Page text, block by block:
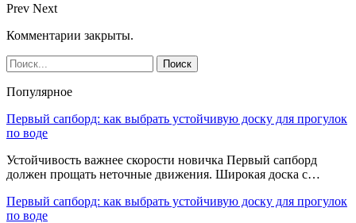
Prev Next
Комментарии закрыты.
Популярное
Первый сапборд: как выбрать устойчивую доску для прогулок
по воде
Устойчивость важнее скорости новичка Первый сапборд
должен прощать неточные движения. Широкая доска с…
Первый сапборд: как выбрать устойчивую доску для прогулок
по воде